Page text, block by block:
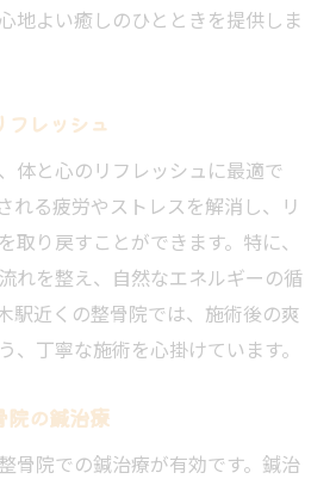
地よい癒しのひとときを提供しま
レッシュ
体と心のリフレッシュに最適で
れる疲労やストレスを解消し、リ
取り戻すことができます。特に、
れを整え、自然なエネルギーの循
駅近くの整骨院では、施術後の爽
、丁寧な施術を心掛けています。
院の鍼治療
骨院での鍼治療が有効です。鍼治